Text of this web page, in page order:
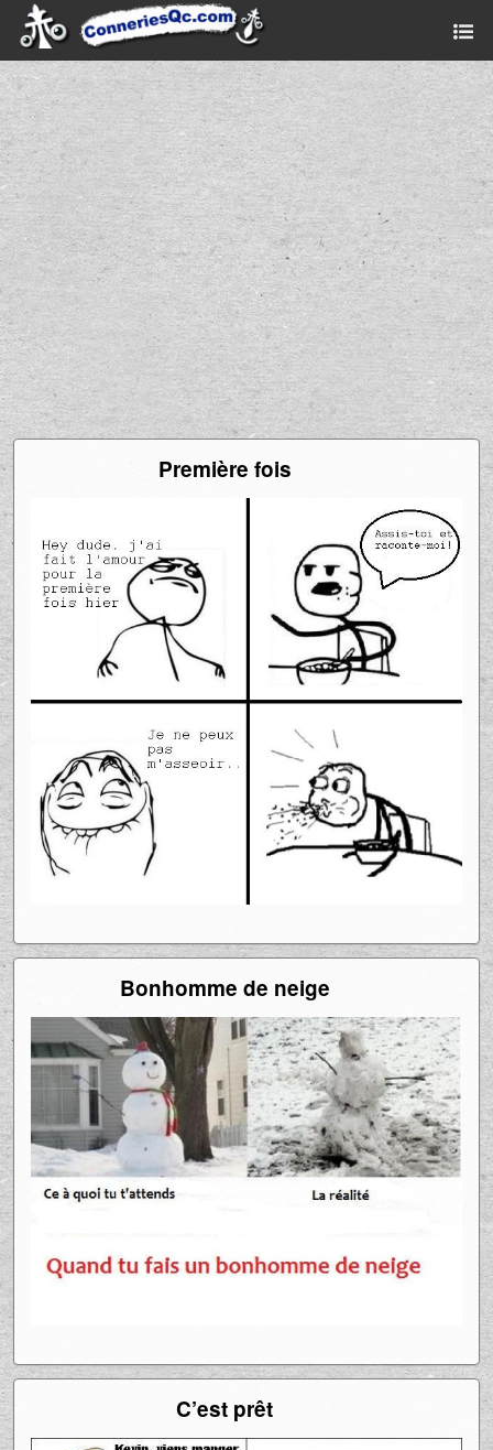
Ad
Première fois
Bonhomme de neige
C’est prêt